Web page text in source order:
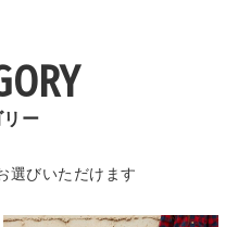
リー
選びいただけます